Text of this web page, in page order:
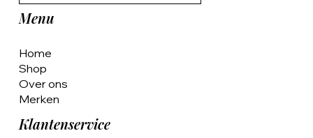
Menu
Home
Shop
Over ons
Merken
Klantenservice